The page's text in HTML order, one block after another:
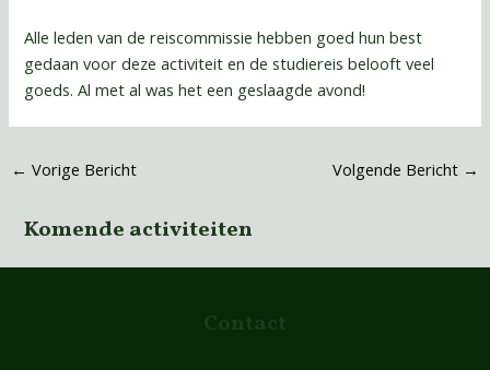
Alle leden van de reiscommissie hebben goed hun best
gedaan voor deze activiteit en de studiereis belooft veel
goeds. Al met al was het een geslaagde avond!
← Vorige Bericht Volgende Bericht →
Komende activiteiten
Contact